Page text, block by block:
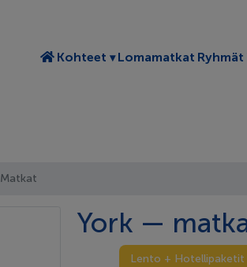
Kohteet Toggle submenu
Lomamatkat Ryhmät
Matkat
York —
Lento + Hotellipaketit